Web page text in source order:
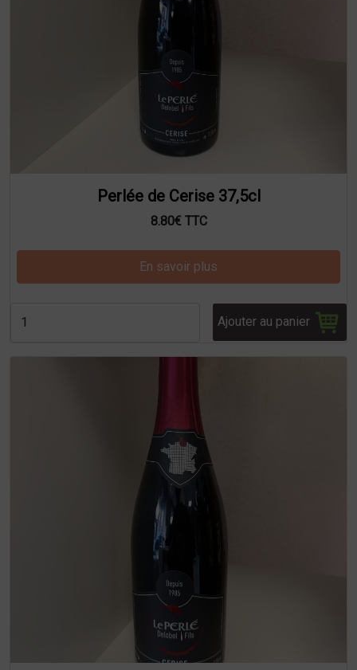
Perlée de Cerise 37,5cl
8.80€ TTC
En savoir plus
Ajouter au panier